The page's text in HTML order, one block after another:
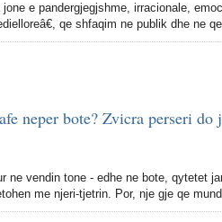
jone e pandergjegjshme, irracionale,
qe shfaqim ne publik dhe ne
neper bote? Zvicra perseri do
ne vendin tone - edhe ne bote, qytetet
me njeri-tjetrin. Por, nje gje qe